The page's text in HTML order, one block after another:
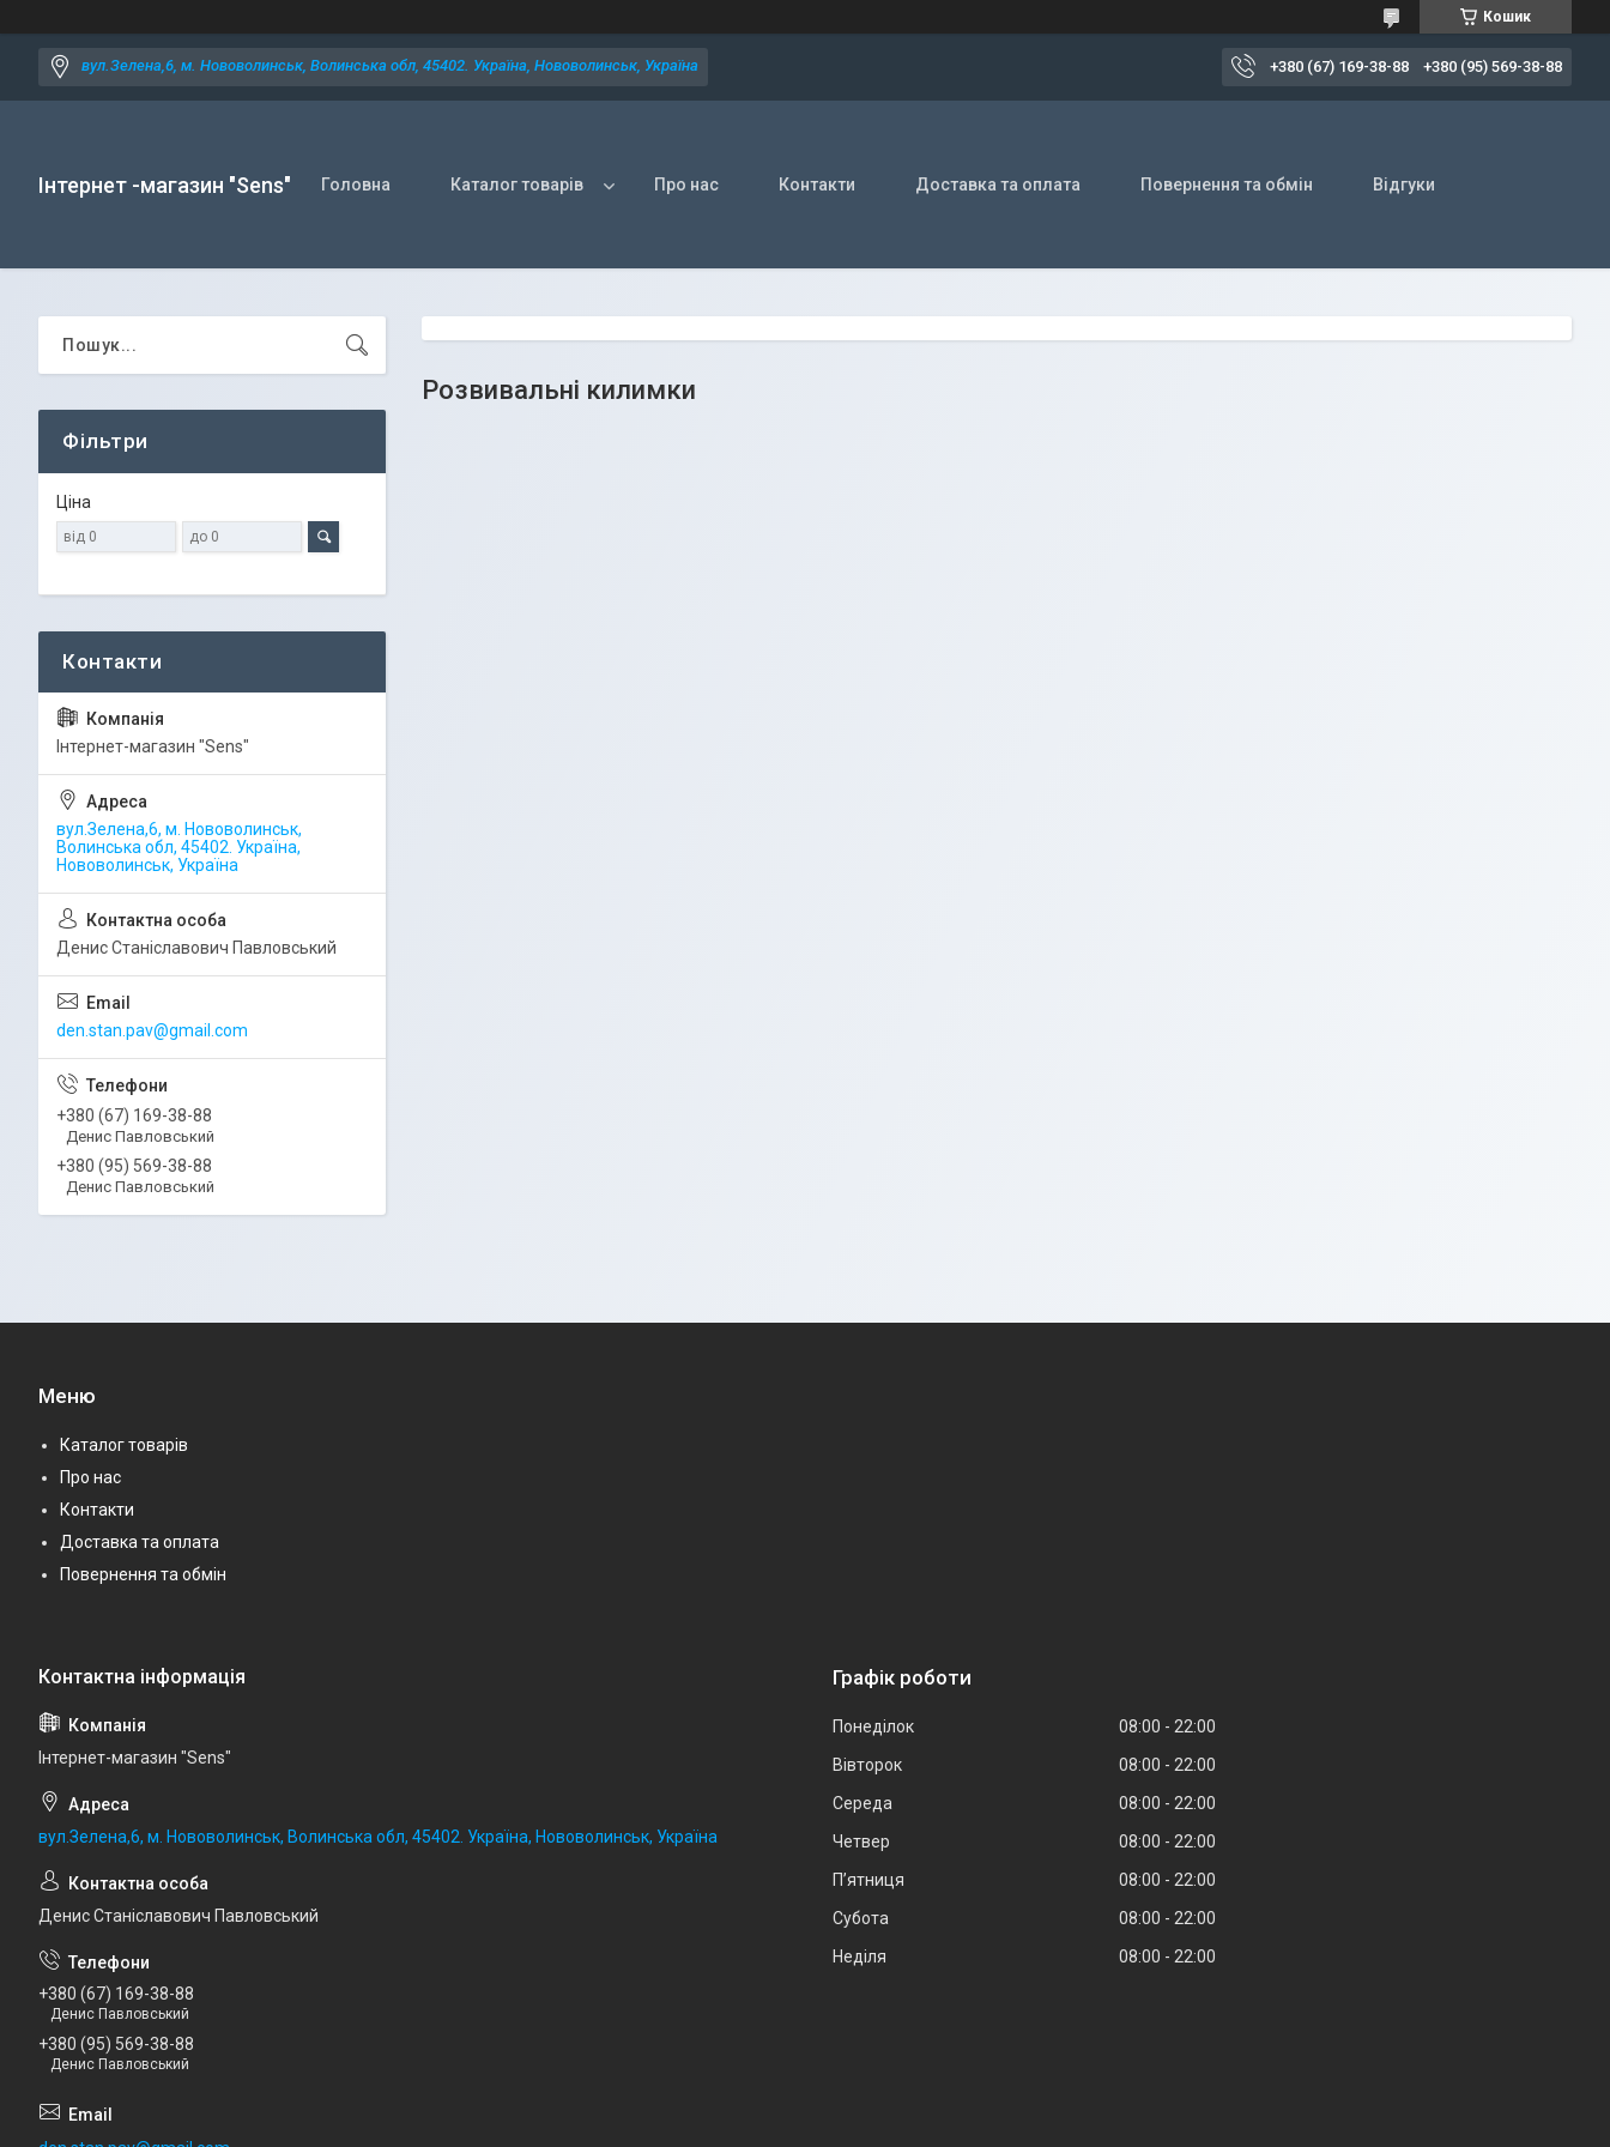
Кошик
вул.Зелена,6, м. Нововолинськ, Волинська обл, 45402. Україна, Нововолинськ, Україна +380 (67) 169-38-88 +380 (95) 569-38-88
Інтернет -магазин "Sens" Головна Каталог товарів Про нас Контакти Доставка та оплата Повернення та обмін Відгуки
Розвивальні килимки
Фільтри
Ціна
Iнтернет-магазин "Sens"
вул.Зелена,6, м. Нововолинськ,
Волинська обл, 45402. Україна,
Нововолинськ, Україна
Денис Станіславович Павловський
den.stan.pav@gmail.com
+380 (67) 169-38-88
Денис Павловський
+380 (95) 569-38-88
Денис Павловський
Меню
Каталог товарів
Про нас
Контакти
Доставка та оплата
Повернення та обмін
Iнтернет-магазин "Sens"
вул.Зелена,6, м. Нововолинськ, Волинська обл, 45402. Україна, Нововолинськ, Україна
Денис Станіславович Павловський
+380 (67) 169-38-88
Денис Павловський
+380 (95) 569-38-88
Денис Павловський
Графік роботи
Понеділок 08:00
22:00
Вівторок
08:00
22:00
Середа
08:00
22:00
Четвер
08:00
22:00
Пʼятниця
08:00
22:00
Субота
08:00
22:00
Неділя
08:00 22:00